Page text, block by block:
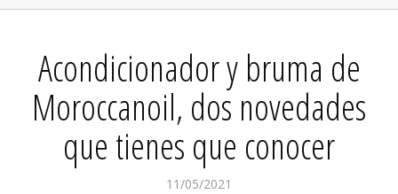
Acondicionador y bruma de
Moroccanoil, dos novedades
que tienes que conocer
11/05/2021